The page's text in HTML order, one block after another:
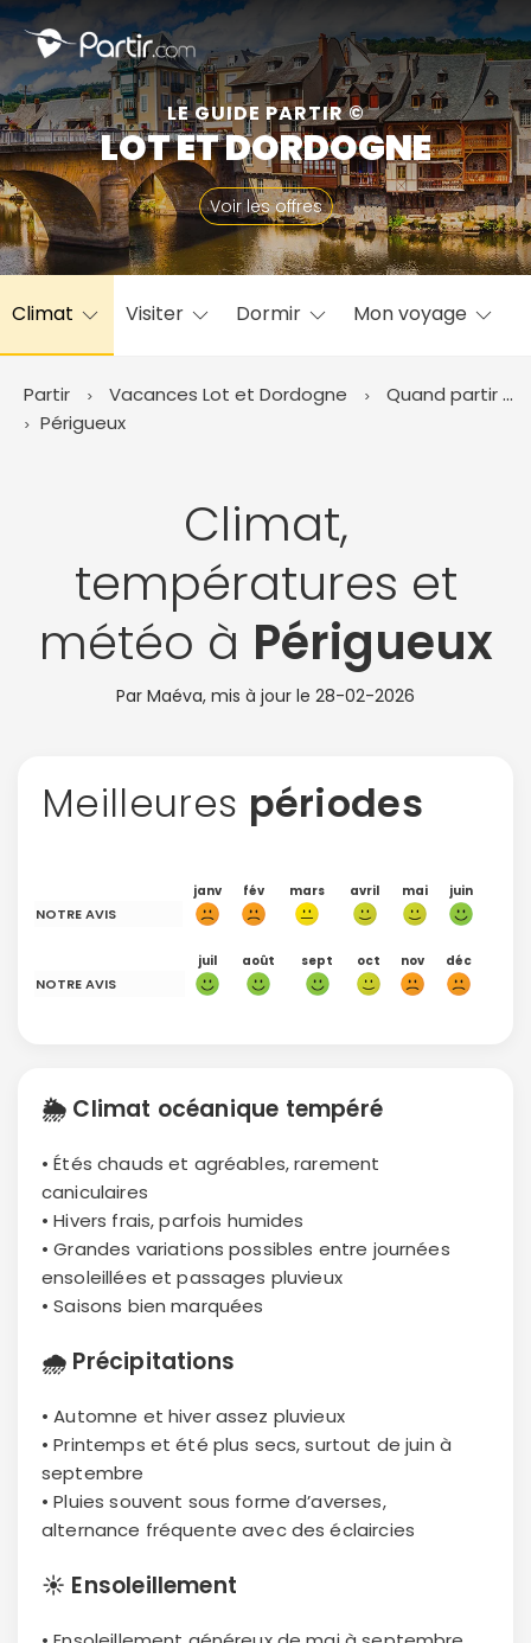
LE GUIDE PARTIR ©
LOT ET DORDOGNE
Voir les offres
Climat Visiter Dormir Mon voyage
Partir Vacances Lot et Dordogne
Quand partir ?
Périgueux
Climat,
températures et
météo à Périgueux
Par Maéva, mis à jour le 28-02-2026
Meilleures périodes
janv fév mars avril mai juin
NOTRE AVIS
juil août sept oct nov déc
NOTRE AVIS
🌦 Climat océanique tempéré
• Étés chauds et agréables, rarement
caniculaires
• Hivers frais, parfois humides
• Grandes variations possibles entre journées
ensoleillées et passages pluvieux
• Saisons bien marquées
🌧 Précipitations
• Automne et hiver assez pluvieux
• Printemps et été plus secs, surtout de juin à
septembre
• Pluies souvent sous forme d’averses,
alternance fréquente avec des éclaircies
☀️ Ensoleillement
Fermer
📍 Destinations populaires
☀️ Où partir par mois
Janvier
Juillet
Août Septembre
Octobre
Novembre